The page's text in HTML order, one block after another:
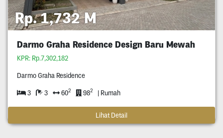
Rp. 1,732 M
Darmo Graha Residence Design Baru Mewah
KPR: Rp.7,302,182
Darmo Graha Residence
3 3 602 982 | Rumah
Lihat Detail